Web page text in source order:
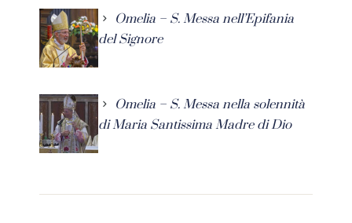
Omelia – S. Messa nell’Epifania
del Signore
Omelia – S. Messa nella solennità
di Maria Santissima Madre di Dio